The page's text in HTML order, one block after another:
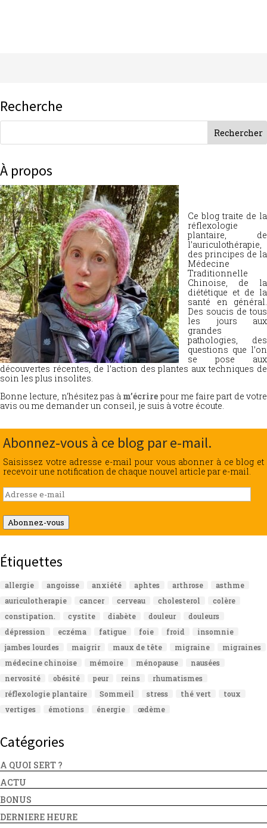
Recherche
À propos
Ce blog traite de la
réflexologie
plantaire, de
l’auriculothérapie,
des principes de la
Médecine
Traditionnelle
Chinoise, de la
diététique et de la
santé en général.
Des soucis de tous
les jours aux
grandes
pathologies, des
questions que l’on
se pose aux
découvertes récentes, de l’action des plantes aux techniques de
soin les plus insolites.
Bonne lecture, n’hésitez pas à m’écrire pour me faire part de votre
avis ou me demander un conseil, je suis à votre écoute.
Abonnez-vous à ce blog par e-mail.
Saisissez votre adresse e-mail pour vous abonner à ce blog et
recevoir une notification de chaque nouvel article par e-mail.
Adresse
e-
mail
Abonnez-vous
Étiquettes
allergie angoisse anxiété aphtes arthrose
asthme
auriculotherapie
cancer cerveau cholesterol
colère
constipation.
cystite diabète douleur
douleurs
dépression
eczéma fatigue foie froid
insomnie
jambes lourdes
maigrir maux de tête migraine
migraines
médecine chinoise
mémoire ménopause
nausées
nervosité
obésité peur reins
rhumatismes
réflexologie plantaire
Sommeil stress thé vert
toux
vertiges
émotions énergie œdème
Catégories
A QUOI SERT ?
ACTU
BONUS
DERNIERE HEURE